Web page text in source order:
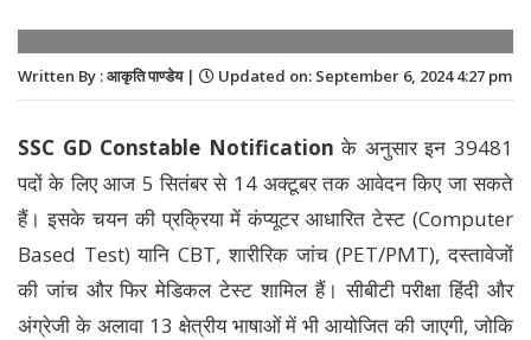
Written By : आकृति पाण्डेय | Updated on: September 6, 2024 4:27 pm
SSC GD Constable Notification के अनुसार इन 39481
पदों के लिए आज 5 सितंबर से 14 अक्टूबर तक आवेदन किए जा सकते
हैं। इसके चयन की प्रक्रिया में कंप्यूटर आधारित टेस्ट (Computer
Based Test) यानि CBT, शारीरिक जांच (PET/PMT), दस्तावेजों
की जांच और फिर मेडिकल टेस्ट शामिल हैं। सीबीटी परीक्षा हिंदी और
अंग्रेजी के अलावा 13 क्षेत्रीय भाषाओं में भी आयोजित की जाएगी, जोकि